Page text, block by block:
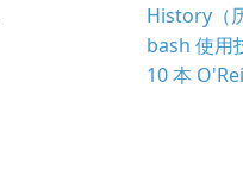
History（
bash 使用
10 本